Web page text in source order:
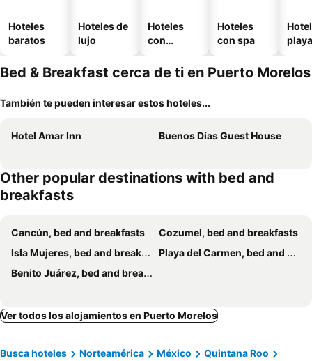
Hoteles
baratos
Hoteles de
lujo
Hoteles
con
Hoteles
con spa
playa
Bed & Breakfast cerca de ti en Puerto Morelos
También te pueden interesar estos hoteles...
Hotel Amar Inn Buenos Días Guest House
Other popular destinations with bed and
breakfasts
Cancún, bed and breakfasts
Cozumel, bed and breakfasts
Isla Mujeres, bed and breakfasts
Playa del Carmen, bed and breakfasts
Benito Juárez, bed and breakfasts
Ver todos los alojamientos en Puerto Morelos
Busca hoteles Norteamérica México
Quintana Roo